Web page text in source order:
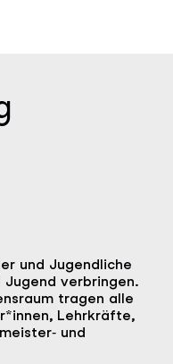
und Jugendliche
verbringen.
tragen alle
Lehrkräfte,
und